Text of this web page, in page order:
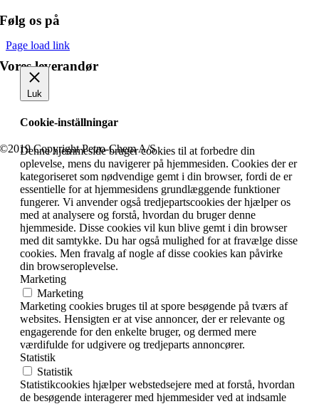
Følg os på
Vores leverandør
©2019 Copyright Petro-Chem A/S
Page load link
Luk
Cookie-inställningar
Denne hjemmeside bruger cookies til at forbedre din
oplevelse, mens du navigerer på hjemmesiden. Cookies der er
kategoriseret som nødvendige gemt i din browser, fordi de er
essentielle for at hjemmesidens grundlæggende funktioner
fungerer. Vi anvender også tredjepartscookies der hjælper os
med at analysere og forstå, hvordan du bruger denne
hjemmeside. Disse cookies vil kun blive gemt i din browser
med dit samtykke. Du har også mulighed for at fravælge disse
cookies. Men fravalg af nogle af disse cookies kan påvirke
din browseroplevelse.
Marketing
Marketing
Marketing cookies bruges til at spore besøgende på tværs af
websites. Hensigten er at vise annoncer, der er relevante og
engagerende for den enkelte bruger, og dermed mere
værdifulde for udgivere og tredjeparts annoncører.
Statistik
Statistik
Statistikcookies hjælper webstedsejere med at forstå, hvordan
de besøgende interagerer med hjemmesider ved at indsamle